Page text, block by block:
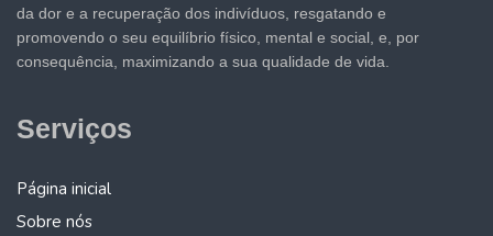
da dor e a recuperação dos indivíduos, resgatando e
promovendo o seu equilíbrio físico, mental e social, e, por
consequência, maximizando a sua qualidade de vida.
Serviços
Página inicial
Sobre nós